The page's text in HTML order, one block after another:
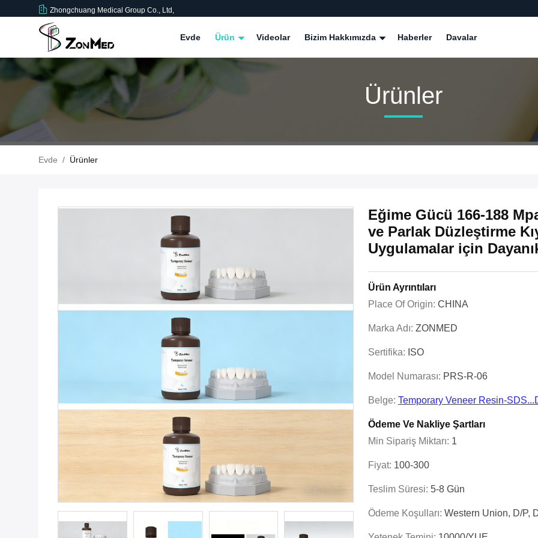
Zhongchuang Medical Group Co., Ltd,
Evde Ürün Videolar Bizim Hakkımızda Haberler Davalar
Ürünler
Evde / Ürünler
Eğime Gücü 166-188
ve Parlak Düzleştirme
Uygulamalar için
Ürün Ayrıntıları
Place Of Origin: CHINA
Marka Adı: ZONMED
Sertifika: ISO
Model Numarası: PRS-R-06
Belge: Temporary Veneer Resin-
Ödeme Ve Nakliye Şartları
Min Sipariş Miktarı: 1
Fiyat: 100-300
Teslim Süresi: 5-8 Gün
Ödeme Koşulları: Western Union, D/P,